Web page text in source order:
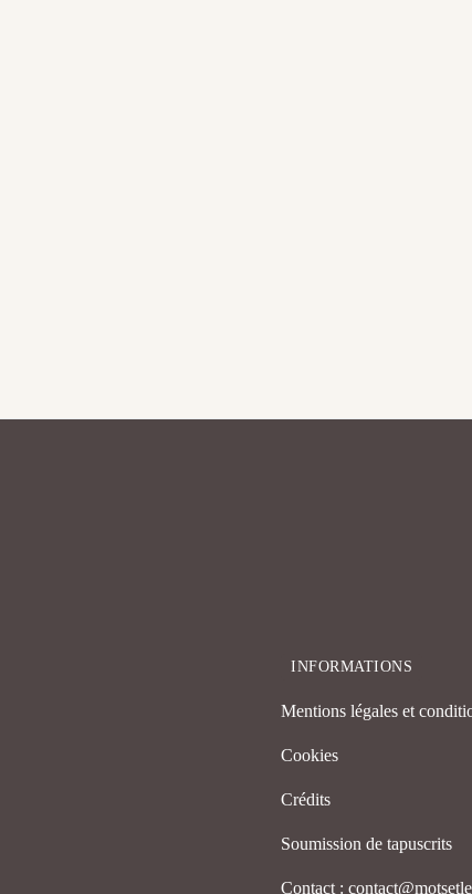
INFORMATIONS
Mentions légales et
Cookies
Crédits
Soumission de tapuscrits
Contact :